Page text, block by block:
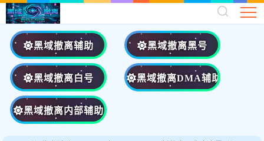
黑域撤离辅助 黑域撤离黑号
黑域撤离白号 黑域撤离DMA辅助
黑域撤离内部辅助